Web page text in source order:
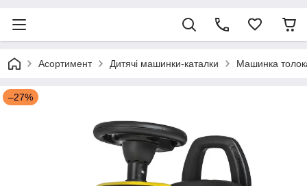
Асортимент Дитячі машинки-каталки Машинка
–27%